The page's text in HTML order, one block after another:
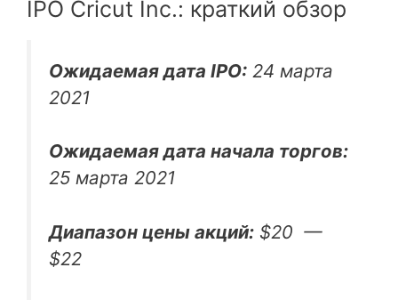
IPO Cricut Inc.: краткий обзор
Ожидаемая дата IPO: 24 марта
2021
Ожидаемая дата начала торгов:
25 марта 2021
Диапазон цены акций: $20 —
$22